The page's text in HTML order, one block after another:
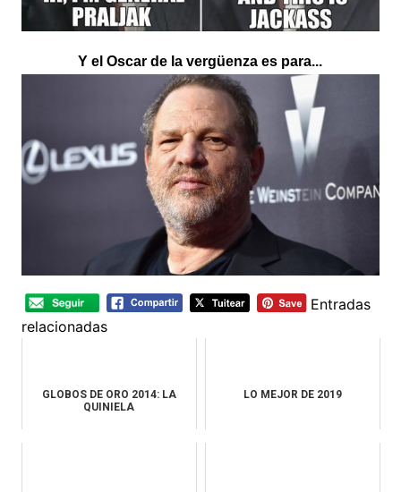
Y el Oscar de la vergüenza es para...
Entradas
relacionadas
GLOBOS DE ORO 2014: LA
QUINIELA
LO MEJOR DE 2019